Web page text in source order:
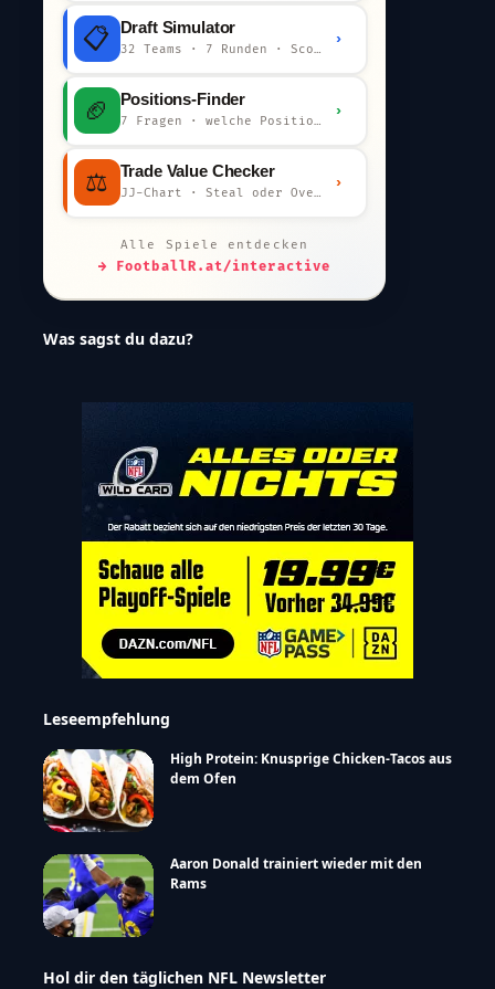
📋 Draft Simulator
32 Teams · 7 Runden · Scout-Kommentar
›
🏈 Positions-Finder
7 Fragen · welche Position bist du?
›
⚖️ Trade Value Checker
JJ-Chart · Steal oder Overpay?
›
Alle Spiele entdecken
→ FootballR.at/interactive
Was sagst du dazu?
Leseempfehlung
High Protein: Knusprige Chicken-Tacos aus
dem Ofen
Aaron Donald trainiert wieder mit den
Rams
Hol dir den täglichen NFL Newsletter